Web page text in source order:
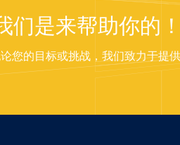
们是来帮助你的！
您的目标或挑战，我们致力于提